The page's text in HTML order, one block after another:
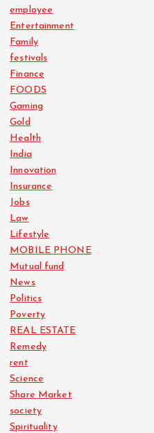
employee
Entertainment
Family
festivals
Finance
FOODS
Gaming
Gold
Health
India
Innovation
Insurance
Jobs
Law
Lifestyle
MOBILE PHONE
Mutual fund
News
Politics
Poverty
REAL ESTATE
Remedy
rent
Science
Share Market
society
Spirituality